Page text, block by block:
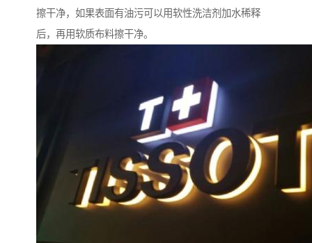
擦干净，如果表面有油污可以用软性洗洁剂加水稀释
后，再用软质布料擦干净。